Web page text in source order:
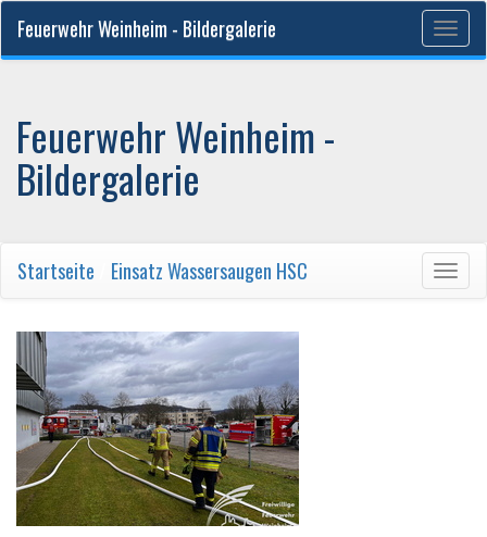
Feuerwehr Weinheim - Bildergalerie
Feuerwehr Weinheim -
Bildergalerie
Startseite Einsatz Wassersaugen HSC